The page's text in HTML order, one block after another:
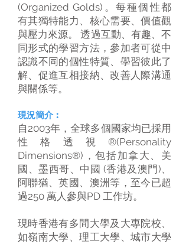
(Organized Golds)。每種個性都
有其獨特能力、核心需要、價值觀
與壓力來源。 透過互動、有趣、不
同形式的學習方法，參加者可從中
認識不同的個性特質、學習彼此了
解、促進互相接納、改善人際溝通
與關係等。
現況簡介︰
自2003年，全球多個國家均已採用
性格透視®(Personality
Dimensions®)，包括加拿大、美
國、墨西哥、中國 (香港及澳門)、
阿聯猶、英國、澳洲等，至今已超
過250 萬人參與PD 工作坊。
現時香港有多間大學及大專院校、
如嶺南大學、理工大學、城市大學